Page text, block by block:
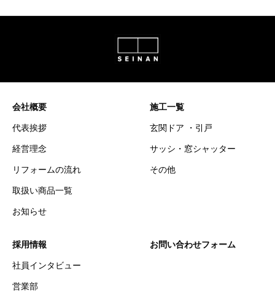
会社概要
代表挨拶
経営理念
リフォームの流れ
取扱い商品一覧
お知らせ
施工一覧
玄関ドア ・引戸
サッシ・窓シャッター
その他
採用情報
社員インタビュー
営業部
お問い合わせフォーム